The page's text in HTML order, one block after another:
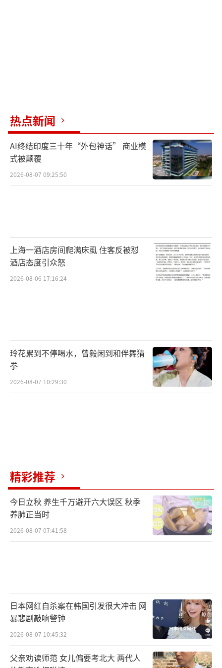
热点新闻
AI终结印度三十年“外包神话” 商业模
式被颠覆
2026-08-07 09:25:50
上海一酒店房间爬满床虱 住客反被怼
酒店态度引众怒
2026-08-06 17:16:24
玲花累到不停喝水，曾毅闲到和伴舞猜
拳
2026-08-07 10:29:30
精彩推荐
今日立秋 养生千万避开六大误区 秋季
养肺正当时
2026-08-07 07:41:58
日本网红自杀案在韩国引发很大冲击 网
暴悲剧敲响警钟
2026-08-07 10:45:32
父亲劝读师范 女儿偏要考北大 两代人